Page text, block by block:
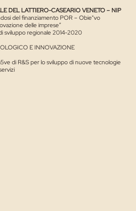
DEL LATTIERO-CASEARIO VENETO – NIP
del finanziamento POR – Obie"vo
delle imprese”
sviluppo regionale 2014-2020
E INNOVAZIONE
di R&S per lo sviluppo di nuove tecnologie